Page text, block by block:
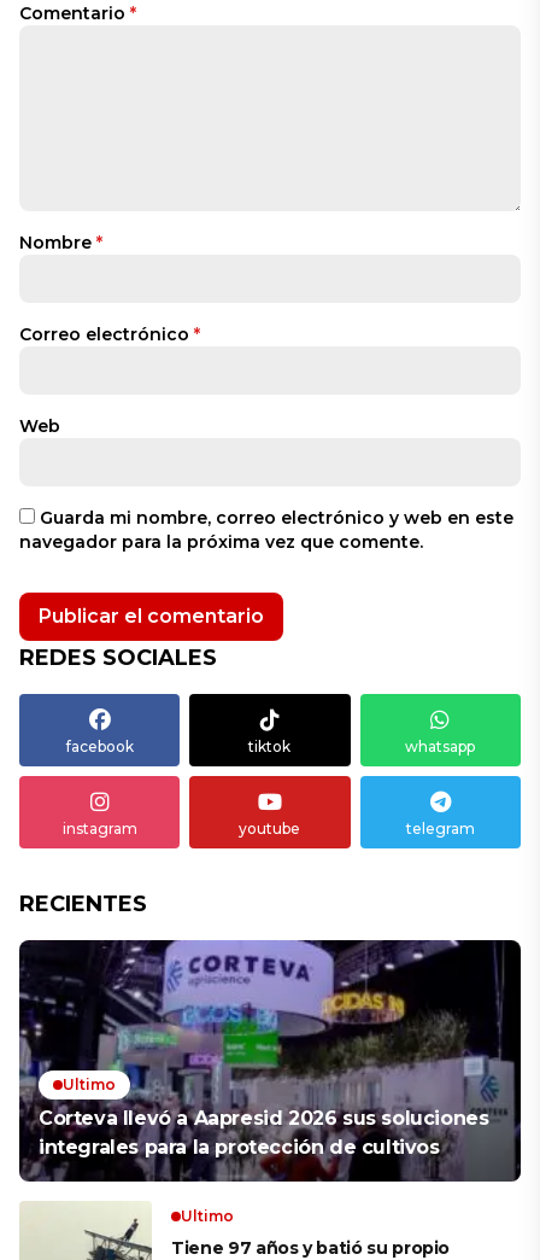
Comentario *
Nombre *
Correo electrónico *
Web
Guarda mi nombre, correo electrónico y web en este
navegador para la próxima vez que comente.
REDES SOCIALES
facebook tiktok whatsapp
instagram youtube telegram
RECIENTES
Ultimo
Corteva llevó a Aapresid 2026 sus soluciones
integrales para la protección de cultivos
Ultimo
Tiene 97 años y batió su propio